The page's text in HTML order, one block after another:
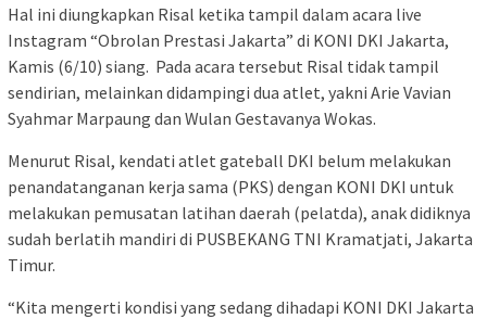
Hal ini diungkapkan Risal ketika tampil dalam acara live
Instagram “Obrolan Prestasi Jakarta” di KONI DKI Jakarta,
Kamis (6/10) siang. Pada acara tersebut Risal tidak tampil
sendirian, melainkan didampingi dua atlet, yakni Arie Vavian
Syahmar Marpaung dan Wulan Gestavanya Wokas.
Menurut Risal, kendati atlet gateball DKI belum melakukan
penandatanganan kerja sama (PKS) dengan KONI DKI untuk
melakukan pemusatan latihan daerah (pelatda), anak didiknya
sudah berlatih mandiri di PUSBEKANG TNI Kramatjati, Jakarta
Timur.
“Kita mengerti kondisi yang sedang dihadapi KONI DKI Jakarta